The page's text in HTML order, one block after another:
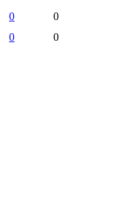
0
0
0 0